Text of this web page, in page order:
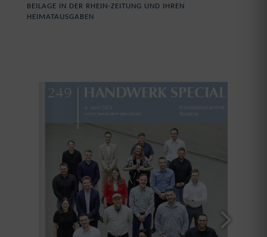
BEILAGE IN DER RHEIN-ZEITUNG UND IHREN
HEIMATAUSGABEN